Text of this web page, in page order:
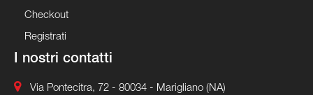
Checkout
Registrati
I nostri contatti
Via Pontecitra, 72 - 80034 - Marigliano (NA)